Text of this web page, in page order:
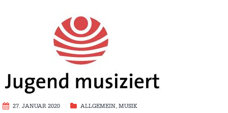
27. JANUAR 2020 ALLGEMEIN, MUSIK